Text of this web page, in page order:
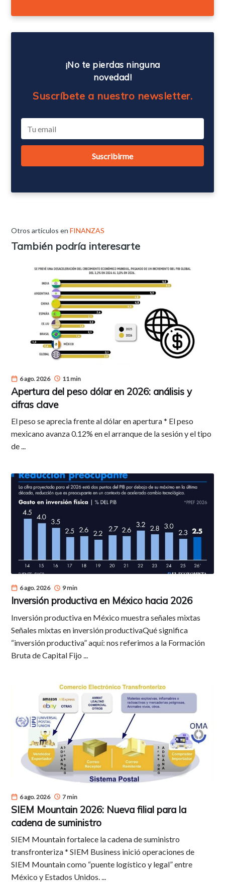
¡No te pierdas ninguna
novedad!
Suscríbete a nuestro newsletter.
Otros artículos enFINANZAS
También podría interesarte
6 ago. 2026 11 min
Apertura del peso dólar en 2026: análisis y
cifras clave
El peso se aprecia frente al dólar en apertura * El peso
mexicano avanza 0.12% en el arranque de la sesión y el tipo
de ...
6 ago. 2026 9 min
Inversión productiva en México hacia 2026
Inversión productiva en México muestra señales mixtas
Señales mixtas en inversión productivaQué significa
“inversión productiva” aquí: nos referimos a la Formación
Bruta de Capital Fijo ...
6 ago. 2026 7 min
SIEM Mountain 2026: Nueva filial para la
cadena de suministro
SIEM Mountain fortalece la cadena de suministro
transfronteriza * SIEM Business inició operaciones de
SIEM Mountain como “puente logístico y legal” entre
México y Estados Unidos. ...